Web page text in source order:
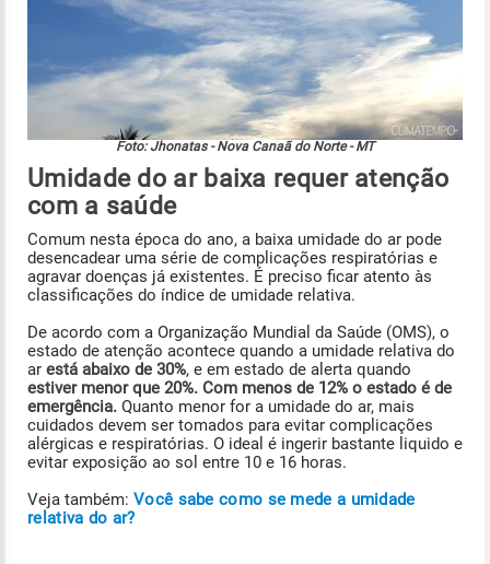
Foto: Jhonatas - Nova Canaã do Norte - MT
Umidade do ar baixa requer atenção
com a saúde
Comum nesta época do ano, a baixa umidade do ar pode
desencadear uma série de complicações respiratórias e
agravar doenças já existentes. É preciso ficar atento às
classificações do índice de umidade relativa.
De acordo com a Organização Mundial da Saúde (OMS), o
estado de atenção acontece quando a umidade relativa do
ar está abaixo de 30%, e em estado de alerta quando
estiver menor que 20%. Com menos de 12% o estado é de
emergência. Quanto menor for a umidade do ar, mais
cuidados devem ser tomados para evitar complicações
alérgicas e respiratórias. O ideal é ingerir bastante liquido e
evitar exposição ao sol entre 10 e 16 horas.
Veja também: Você sabe como se mede a umidade
relativa do ar?